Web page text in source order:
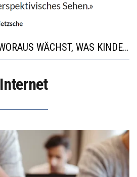
WORAUS WÄCHST, WAS KINDER TRÄGT
“WIR BEOBACHTEN EINEN REGELRECHTEN STURZFLUG BEI DEN LERNLEISTUNGEN”
Internet